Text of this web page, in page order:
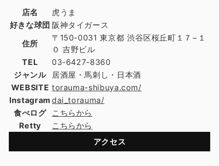
店名
虎うま
好きな球団 阪神タイガース
住所
〒150-0031 東京都 渋谷区桜丘町１７−１
０ 吉野ビル
TEL
03-6427-8360
ジャンル
居酒屋・馬刺し・日本酒
WEBSITE torauma-shibuya.com/
Instagram dai_torauma/
食べログ
こちらから
Retty
こちらから
アクセス